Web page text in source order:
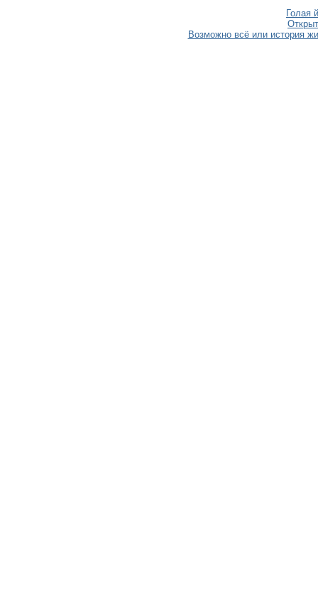
Голая
Возможно всё или история